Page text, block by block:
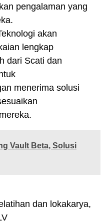
pengalaman yang
akan
lengkap
dari Scati dan
menerima solusi
Vault Beta, Solusi
dan lokakarya,